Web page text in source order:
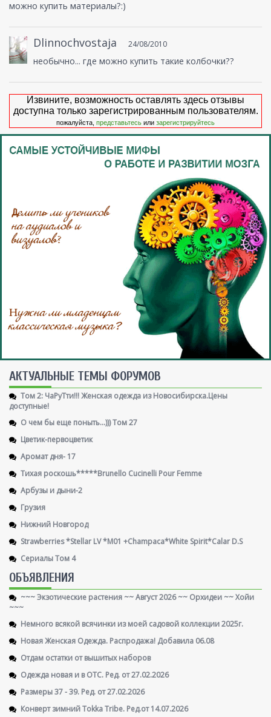
можно купить материалы?:)
Dlinnochvostaja 24/08/2010
необычно... где можно купить такие колбочки??
Извините, возможность оставлять здесь отзывы
доступна только зарегистрированным пользователям.
пожалуйста, представьтесь или зарегистрируйтесь
AКТУАЛЬНЫЕ ТЕМЫ ФОРУМОВ
Том 2: ЧаРуТти!!! Женская одежда из Новосибирска.Цены
доступные!
О чем бы еще поныть...))) Том 27
Цветик-первоцветик
Аромат дня- 17
Тихая роскошь*****Brunello Cucinelli Pour Femme
Арбузы и дыни-2
Грузия
Нижний Новгород
Strawberries *Stellar LV *M01 +Champaca*White Spirit*Calar D.S
Сериалы Том 4
ОБЪЯВЛЕНИЯ
~~~ Экзотические растения ~~ Август 2026 ~~ Орхидеи ~~ Хойи
~~~
Немного всякой всячинки из моей садовой коллекции 2025г.
Новая Женская Одежда. Распродажа! Добавила 06.08
Отдам остатки от вышитых наборов
Одежда новая и в ОТС. Ред. от 27.02.2026
Размеры 37 - 39. Ред. от 27.02.2026
Конверт зимний Tokka Tribe. Ред.от 14.07.2026